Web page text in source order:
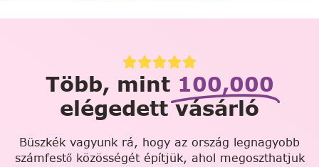
Több, mint 100,000
elégedett vásárló
Büszkék vagyunk rá, hogy az ország legnagyobb
számfestő közösségét építjük, ahol megoszthatjuk